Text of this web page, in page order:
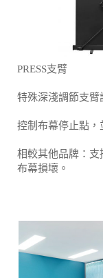
PRESS支臂
特殊深淺調節支臂
控制布幕停止點